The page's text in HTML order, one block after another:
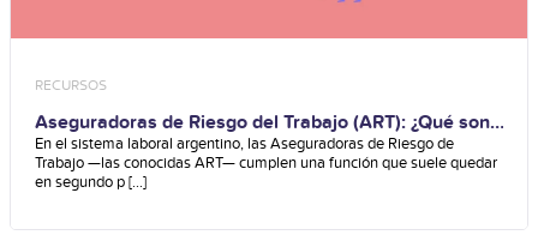
RECURSOS
Aseguradoras de Riesgo del Trabajo (ART): ¿Qué son?
¿Para qué sirven?
En el sistema laboral argentino, las Aseguradoras de Riesgo de
Trabajo —las conocidas ART— cumplen una función que suele quedar
en segundo p [...]